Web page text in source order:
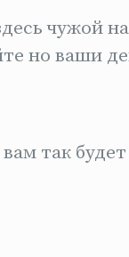
чужой
но ваши
так